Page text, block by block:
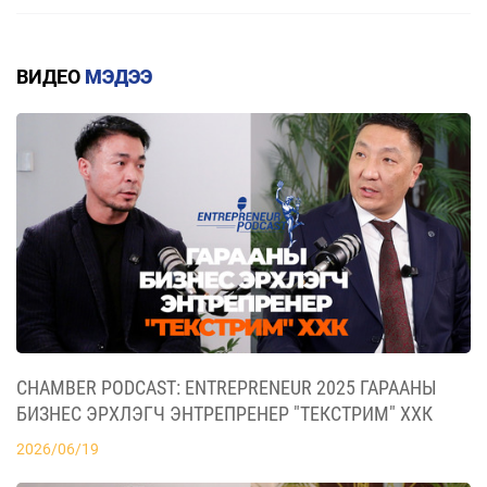
КВОТТОЙ БОЛОН БУУРУУЛСАН ТАРИФТАЙ
БАРААНЫ ЖАГСААЛТ
2026/07/20
ЕАЭЗХ, ТҮҮНИЙ ГИШҮҮН ОРНУУДААС МОНГОЛ
УЛС РУУ ХӨНГӨЛТТЭЙ ТАРИФААР
ИМПОРТЛОХ 367 БАРААНЫ ЖАГСААЛТ
ВИДЕО МЭДЭЭ
CHAMBER PODCAST: ENTREPRENEUR 2025 ГАРААНЫ
БИЗНЕС ЭРХЛЭГЧ ЭНТРЕПРЕНЕР "ТЕКСТРИМ" ХХК
TIMELY
2026/06/19